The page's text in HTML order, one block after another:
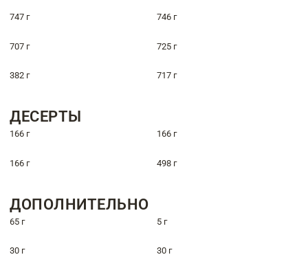
747 г 746 г
707 г 725 г
382 г 717 г
ДЕСЕРТЫ
166 г 166 г
166 г 498 г
ДОПОЛНИТЕЛЬНО
65 г 5 г
30 г 30 г